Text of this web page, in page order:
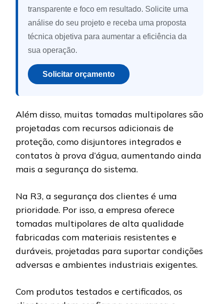
transparente e foco em resultado. Solicite uma
análise do seu projeto e receba uma proposta
técnica objetiva para aumentar a eficiência da
sua operação.
Solicitar orçamento
Além disso, muitas tomadas multipolares são
projetadas com recursos adicionais de
proteção, como disjuntores integrados e
contatos à prova d’água, aumentando ainda
mais a segurança do sistema.
Na R3, a segurança dos clientes é uma
prioridade. Por isso, a empresa oferece
tomadas multipolares de alta qualidade
fabricadas com materiais resistentes e
duráveis, projetadas para suportar condições
adversas e ambientes industriais exigentes.
Com produtos testados e certificados, os